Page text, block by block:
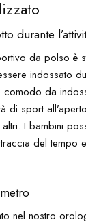
durante
da polso è
indossato
comodo da
di sport
I bambini
del tempo
nel nostro